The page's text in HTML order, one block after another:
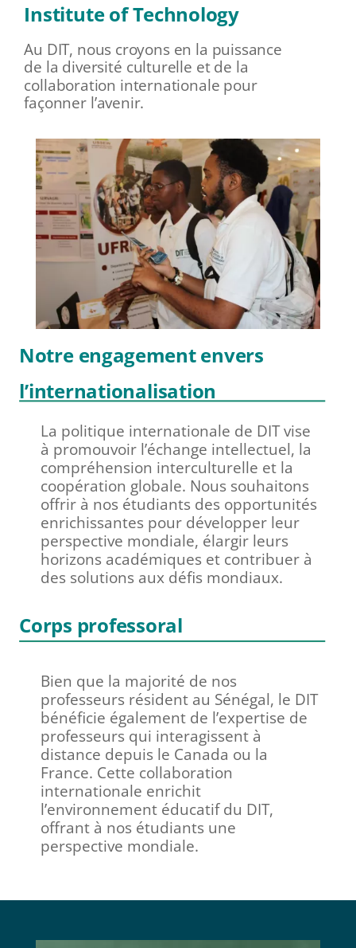
Institute of Technology
Au DIT, nous croyons en la puissance
de la diversité culturelle et de la
collaboration internationale pour
façonner l’avenir.
Notre engagement envers
l’internationalisation
La politique internationale de DIT vise
à promouvoir l’échange intellectuel, la
compréhension interculturelle et la
coopération globale. Nous souhaitons
offrir à nos étudiants des opportunités
enrichissantes pour développer leur
perspective mondiale, élargir leurs
horizons académiques et contribuer à
des solutions aux défis mondiaux.
Corps professoral
Bien que la majorité de nos
professeurs résident au Sénégal, le DIT
bénéficie également de l’expertise de
professeurs qui interagissent à
distance depuis le Canada ou la
France. Cette collaboration
internationale enrichit
l’environnement éducatif du DIT,
offrant à nos étudiants une
perspective mondiale.